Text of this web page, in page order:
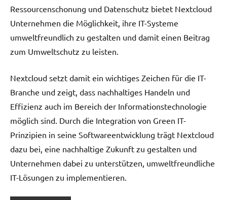
Ressourcenschonung und Datenschutz bietet Nextcloud
Unternehmen die Möglichkeit, ihre IT-Systeme
umweltfreundlich zu gestalten und damit einen Beitrag
zum Umweltschutz zu leisten.
Nextcloud setzt damit ein wichtiges Zeichen für die IT-
Branche und zeigt, dass nachhaltiges Handeln und
Effizienz auch im Bereich der Informationstechnologie
möglich sind. Durch die Integration von Green IT-
Prinzipien in seine Softwareentwicklung trägt Nextcloud
dazu bei, eine nachhaltige Zukunft zu gestalten und
Unternehmen dabei zu unterstützen, umweltfreundliche
IT-Lösungen zu implementieren.